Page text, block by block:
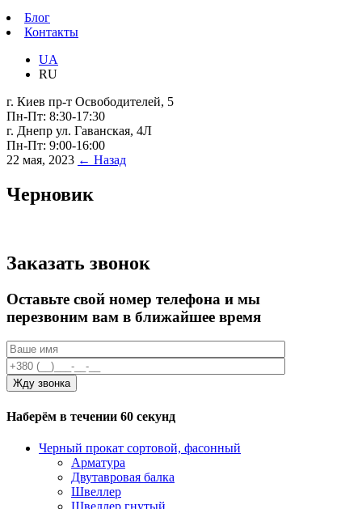
Блог
Контакты
UA
RU
г. Киев пр-т Освободителей, 5
Пн-Пт: 8:30-17:30
г. Днепр ул. Гаванская, 4Л
Пн-Пт: 9:00-16:00
22 мая, 2023 ← Назад
Черновик
Заказать звонок
Оставьте свой номер телефона и мы
перезвоним вам в ближайшее время
Наберём в течении 60 секунд
Черный прокат сортовой, фасонный
Арматура
Двутавровая балка
Швеллер
Швеллер гнутый